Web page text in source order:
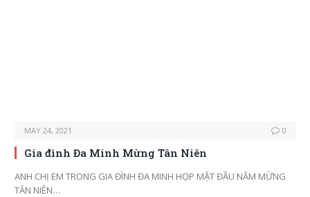
MAY 24, 2021 0
Gia đình Đa Minh Mừng Tân Niên
ANH CHỊ EM TRONG GIA ĐÌNH ĐA MINH HỌP MẶT ĐẦU NĂM MỪNG
TÂN NIÊN…